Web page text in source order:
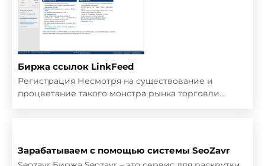
Биржа ссылок LinkFeed
Регистрация Несмотря на существование и
процветание такого монстра рынка торговли…
Зарабатываем с помощью системы SeoZavr